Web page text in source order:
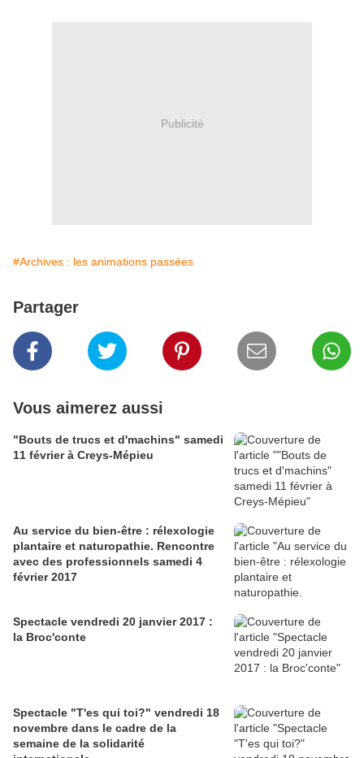
Publicité
#Archives : les animations passées
Partager
Vous aimerez aussi
"Bouts de trucs et d'machins" samedi
11 février à Creys-Mépieu
Au service du bien-être : rélexologie
plantaire et naturopathie. Rencontre
avec des professionnels samedi 4
février 2017
Spectacle vendredi 20 janvier 2017 :
la Broc'conte
Spectacle "T'es qui toi?" vendredi 18
novembre dans le cadre de la
semaine de la solidarité